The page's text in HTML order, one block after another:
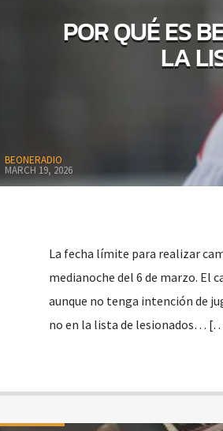
POR QUÉ ES
LA
BEONERADIO
MARCH 19, 2026
La fecha límite para realizar
medianoche del 6 de marzo. El
aunque no tenga intención de
no en la lista de lesionados…